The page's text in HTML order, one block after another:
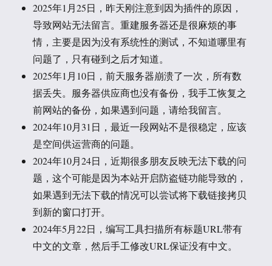
2025年1月25日，昨天刚注意到因为插件的原因，
导致网站无法留言。重建服务器还是很麻烦的事
情，主要是因为没有系统性的测试，不知道哪里有
问题了，只有碰到之后才知道。
2025年1月10日，前天服务器崩溃了一次，所有数
据丢失。服务器供应商也没有备份，我手工恢复之
前网站的备份，如果遇到问题，请给我留言。
2024年10月31日，最近一段网站不是很稳定，应该
是空间供运营商的问题。
2024年10月24日，近期很多朋友反映无法下载的问
题，这个可能是因为本站开启防盗链功能导致的，
如果遇到无法下载的情况可以尝试将下载链接拷贝
到新的窗口打开。
2024年5月22日，编写工具扫描所有标题URL带有
中文的文章，然后手工修改URL保证没有中文。